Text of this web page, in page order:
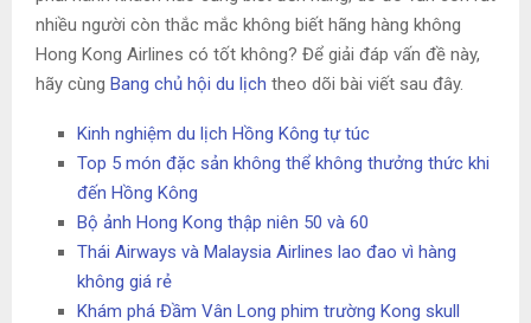
nhiều người còn thắc mắc không biết hãng hàng không
Hong Kong Airlines có tốt không? Để giải đáp vấn đề này,
hãy cùng Bang chủ hội du lịch theo dõi bài viết sau đây.
Kinh nghiệm du lịch Hồng Kông tự túc
Top 5 món đặc sản không thể không thưởng thức khi
đến Hồng Kông
Bộ ảnh Hong Kong thập niên 50 và 60
Thái Airways và Malaysia Airlines lao đao vì hàng
không giá rẻ
Khám phá Đầm Vân Long phim trường Kong skull